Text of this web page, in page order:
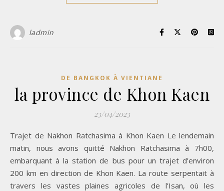
ladmin
DE BANGKOK À VIENTIANE
la province de Khon Kaen
23/04/2023
Trajet de Nakhon Ratchasima à Khon Kaen Le lendemain
matin, nous avons quitté Nakhon Ratchasima à 7h00,
embarquant à la station de bus pour un trajet d’environ
200 km en direction de Khon Kaen. La route serpentait à
travers les vastes plaines agricoles de l’Isan, où les